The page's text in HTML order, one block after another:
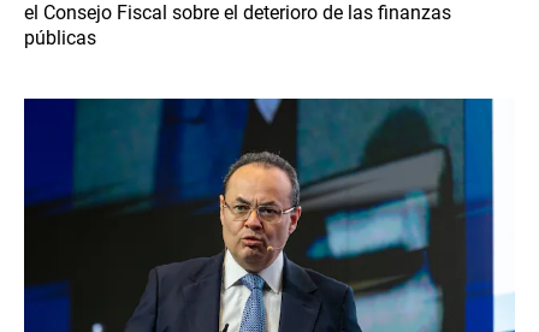
el Consejo Fiscal sobre el deterioro de las finanzas
públicas